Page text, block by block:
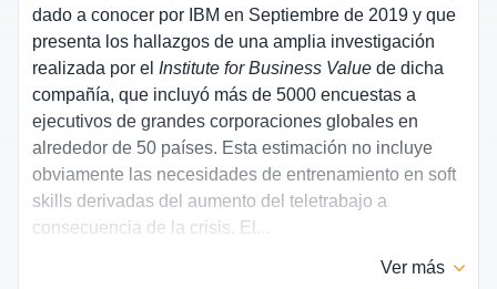
dado a conocer por IBM en Septiembre de 2019 y que
presenta los hallazgos de una amplia investigación
realizada por el Institute for Business Value de dicha
compañía, que incluyó más de 5000 encuestas a
ejecutivos de grandes corporaciones globales en
alrededor de 50 países. Esta estimación no incluye
obviamente las necesidades de entrenamiento en soft
skills derivadas del aumento del teletrabajo a
consecuencia de la crisis. El...
Ver más